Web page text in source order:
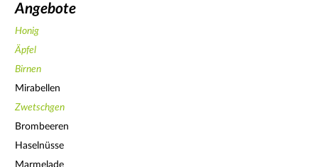
Angebote
Honig
Äpfel
Birnen
Mirabellen
Zwetschgen
Brombeeren
Haselnüsse
Marmelade